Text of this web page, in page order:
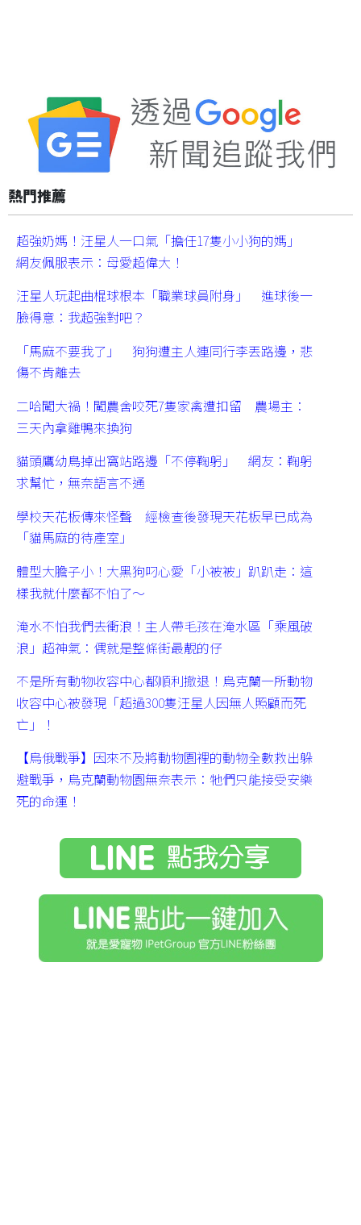
熱門推薦
超強奶媽！汪星人一口氣「擔任17隻小小狗的媽」
網友佩服表示：母愛超偉大！
汪星人玩起曲棍球根本「職業球員附身」 進球後一
臉得意：我超強對吧？
「馬麻不要我了」 狗狗遭主人連同行李丟路邊，悲
傷不肯離去
二哈闖大禍！闖農舍咬死7隻家禽遭扣留 農場主：
三天內拿雞鴨來換狗
貓頭鷹幼鳥掉出窩站路邊「不停鞠躬」 網友：鞠躬
求幫忙，無奈語言不通
學校天花板傳來怪聲 經檢查後發現天花板早已成為
「貓馬麻的待產室」
體型大膽子小！大黑狗叼心愛「小被被」趴趴走：這
樣我就什麼都不怕了～
淹水不怕我們去衝浪！主人帶毛孩在淹水區「乘風破
浪」超神氣：偶就是整條街最靚的仔
不是所有動物收容中心都順利撤退！烏克蘭一所動物
收容中心被發現「超過300隻汪星人因無人照顧而死
亡」！
【烏俄戰爭】因來不及將動物園裡的動物全數救出躲
避戰爭，烏克蘭動物園無奈表示：牠們只能接受安樂
死的命運！